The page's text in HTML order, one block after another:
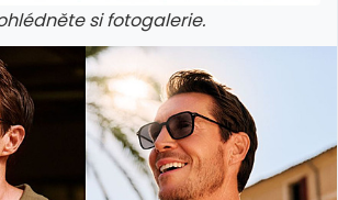
si fotogalerie.